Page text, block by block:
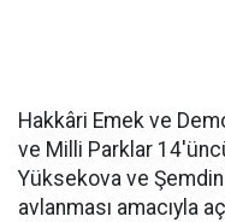
Hakkâri Emek ve
ve Milli Parklar
Yüksekova ve
avlanması amacıyla